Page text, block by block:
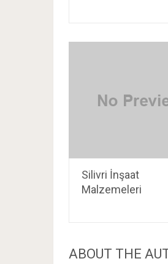
Silivri İnşaat
Malzemeleri
ABOUT THE